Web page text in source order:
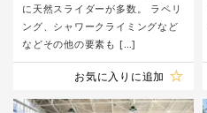
に天然スライダーが多数。 ラペリ
ング、シャワークライミングなど
などその他の要素も […]
お気に入りに追加